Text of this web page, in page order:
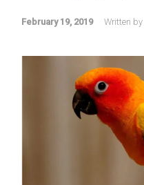
February 19, 2019 Written by